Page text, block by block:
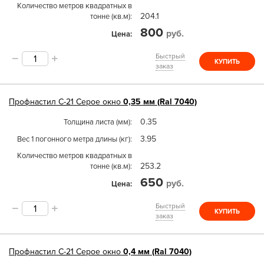
Количество метров квадратных в
тонне (кв.м)
204.1
Цена 800 руб.
Быстрый
заказ
КУПИТЬ
Профнастил С-21 Серое окно 0,35 мм (Ral 7040)
Толщина листа (мм) 0.35
Вес 1 погонного метра длины (кг) 3.95
Количество метров квадратных в
тонне (кв.м)
253.2
Цена 650 руб.
Быстрый
заказ
КУПИТЬ
Профнастил С-21 Серое окно 0,4 мм (Ral 7040)